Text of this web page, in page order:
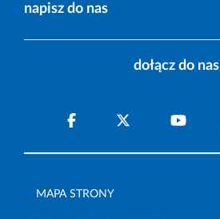
napisz do nas
dołącz do nas
MAPA STRONY